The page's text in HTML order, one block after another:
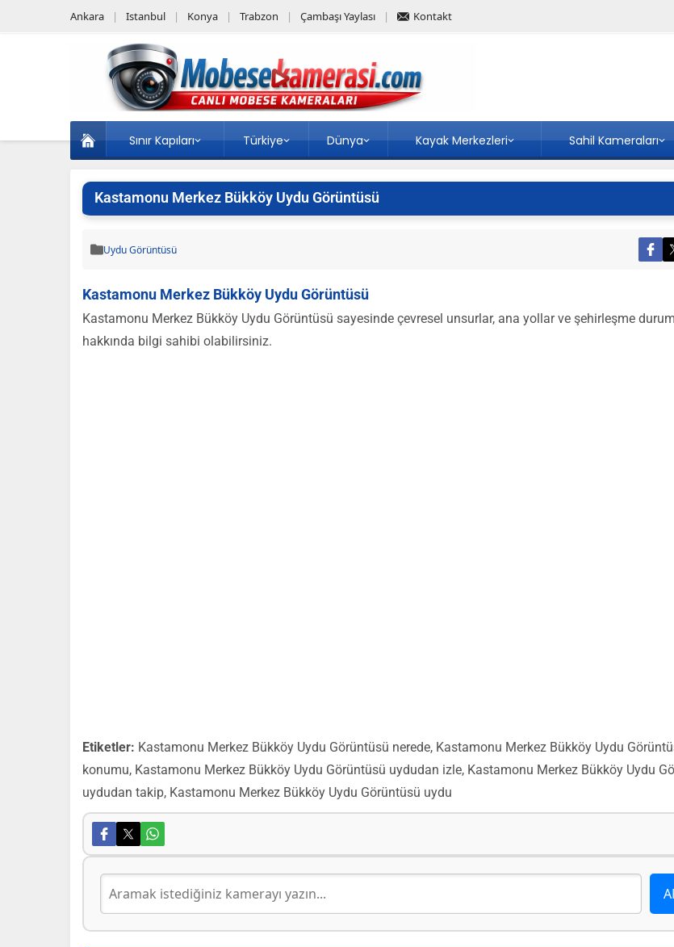
Ankara Istanbul Konya Trabzon Çambaşı Yaylası Kontakt
Sınır Kapıları Türkiye Dünya Kayak Merkezleri Sahil Kameraları
Kastamonu Merkez Bükköy Uydu Görüntüsü
Uydu Görüntüsü
Kastamonu Merkez Bükköy Uydu Görüntüsü
Kastamonu Merkez Bükköy Uydu Görüntüsü sayesinde çevresel unsurlar, ana yollar ve şehirleşme
hakkında bilgi sahibi olabilirsiniz.
Etiketler: Kastamonu Merkez Bükköy Uydu Görüntüsü nerede, Kastamonu Merkez Bükköy Uydu
konumu, Kastamonu Merkez Bükköy Uydu Görüntüsü uydudan izle, Kastamonu Merkez Bükköy Uydu
uydudan takip, Kastamonu Merkez Bükköy Uydu Görüntüsü uydu